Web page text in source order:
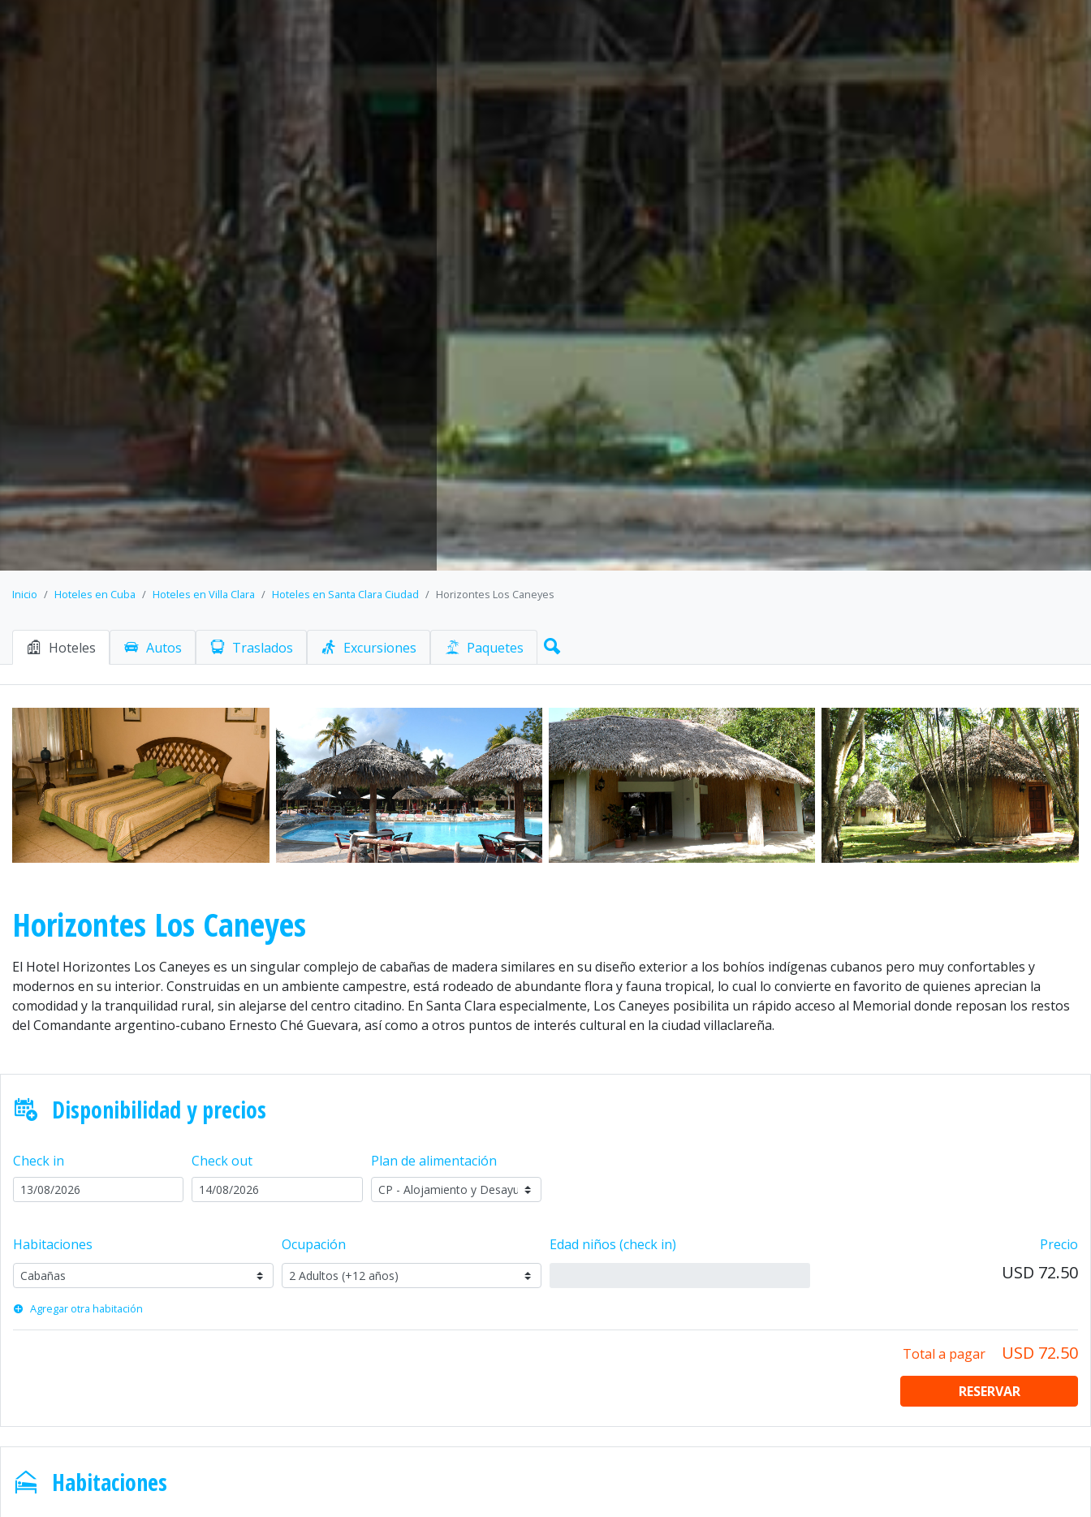
Inicio Hoteles en Cuba Hoteles en Villa Clara Hoteles en Santa Clara Ciudad Horizontes Los Caneyes
Hoteles Autos Traslados Excursiones Paquetes
Horizontes Los Caneyes
El Hotel Horizontes Los Caneyes es un singular complejo de cabañas de madera similares en su diseño exterior a los bohíos indígenas cubanos pero muy confortables y
modernos en su interior. Construidas en un ambiente campestre, está rodeado de abundante flora y fauna tropical, lo cual lo convierte en favorito de quienes aprecian la
comodidad y la tranquilidad rural, sin alejarse del centro citadino. En Santa Clara especialmente, Los Caneyes posibilita un rápido acceso al Memorial donde reposan los restos
del Comandante argentino-cubano Ernesto Ché Guevara, así como a otros puntos de interés cultural en la ciudad villaclareña.
Disponibilidad y precios
Check in Check out Plan de alimentación
Habitaciones Ocupación Edad niños (check in) Precio
USD 72.50
Agregar otra habitación
Total a pagar USD 72.50
RESERVAR
Habitaciones